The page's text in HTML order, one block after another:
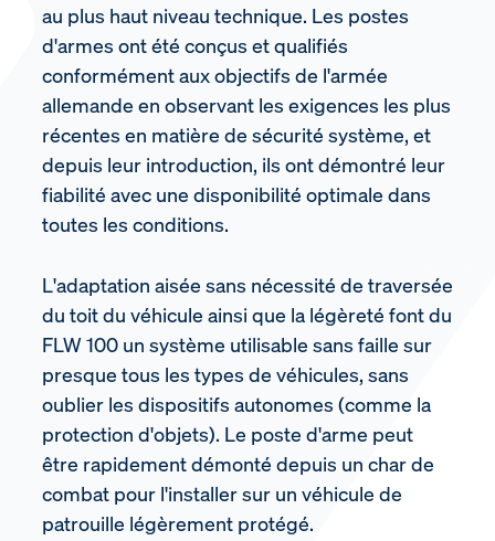
au plus haut niveau technique. Les postes
d'armes ont été conçus et qualifiés
conformément aux objectifs de l'armée
allemande en observant les exigences les plus
récentes en matière de sécurité système, et
depuis leur introduction, ils ont démontré leur
fiabilité avec une disponibilité optimale dans
toutes les conditions.
L'adaptation aisée sans nécessité de traversée
du toit du véhicule ainsi que la légèreté font du
FLW 100 un système utilisable sans faille sur
presque tous les types de véhicules, sans
oublier les dispositifs autonomes (comme la
protection d'objets). Le poste d'arme peut
être rapidement démonté depuis un char de
combat pour l'installer sur un véhicule de
patrouille légèrement protégé.